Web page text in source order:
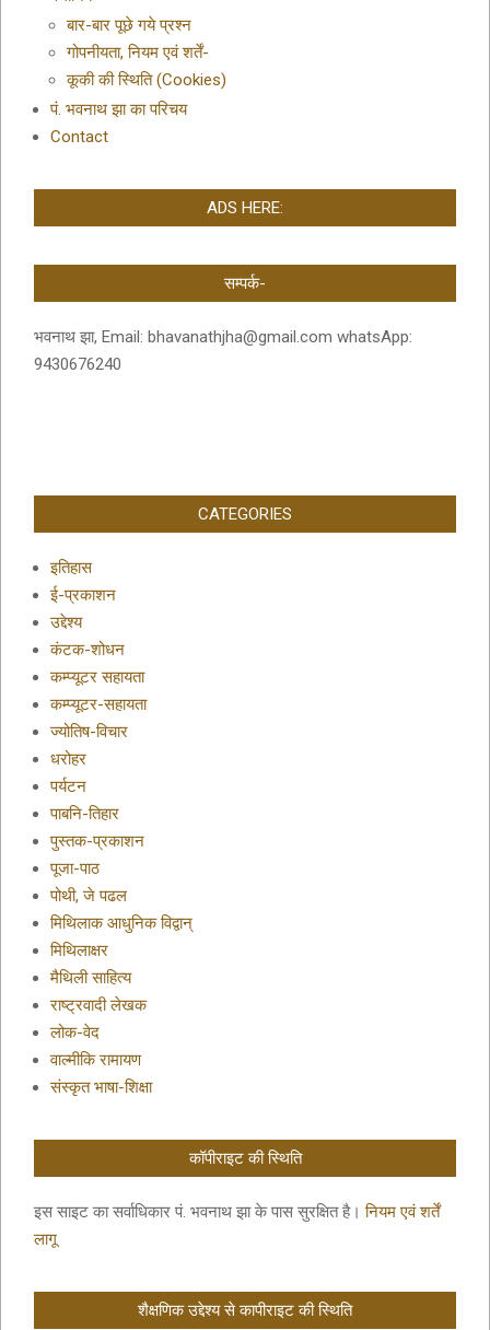
बार-बार पूछे गये प्रश्न
गोपनीयता, नियम एवं शर्तें-
कूकी की स्थिति (Cookies)
पं. भवनाथ झा का परिचय
Contact
ADS HERE:
सम्पर्क-
भवनाथ झा, Email: bhavanathjha@gmail.com whatsApp:
9430676240
CATEGORIES
इतिहास
ई-प्रकाशन
उद्देश्य
कंटक-शोधन
कम्प्यूटर सहायता
कम्प्यूटर-सहायता
ज्योतिष-विचार
धरोहर
पर्यटन
पाबनि-तिहार
पुस्तक-प्रकाशन
पूजा-पाठ
पोथी, जे पढल
मिथिलाक आधुनिक विद्वान्
मिथिलाक्षर
मैथिली साहित्य
राष्ट्रवादी लेखक
लोक-वेद
वाल्मीकि रामायण
संस्कृत भाषा-शिक्षा
कॉपीराइट की स्थिति
इस साइट का सर्वाधिकार पं. भवनाथ झा के पास सुरक्षित है।नियम एवं शर्तें
लागू
शैक्षणिक उद्देश्य से कापीराइट की स्थिति